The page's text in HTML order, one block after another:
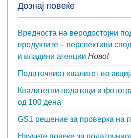
Дознај повеќе
Вредноста на веродостојни
продуктите – перспективи
и владини агенции Ново!
Податочниот квалитет во
Квалитетни податоци и
од 100 дена
GS1 решение за проверка на
Научете повеќе за